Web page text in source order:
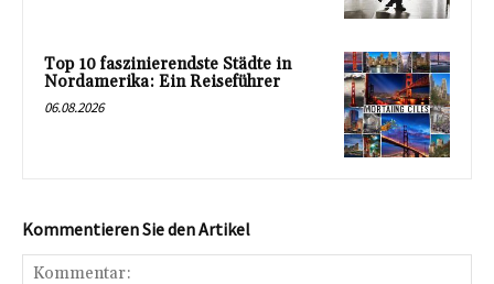
Top 10 faszinierendste Städte in
Nordamerika: Ein Reiseführer
06.08.2026
Kommentieren Sie den Artikel